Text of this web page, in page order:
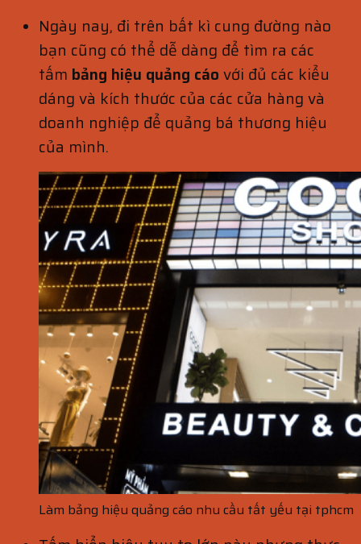
Ngày nay, đi trên bất kì cung đường nào
bạn cũng có thể dễ dàng để tìm ra các
tấm bảng hiệu quảng cáo với đủ các kiểu
dáng và kích thước của các cửa hàng và
doanh nghiệp để quảng bá thương hiệu
của mình.
Làm bảng hiệu quảng cáo nhu cầu tất yếu tại tphcm